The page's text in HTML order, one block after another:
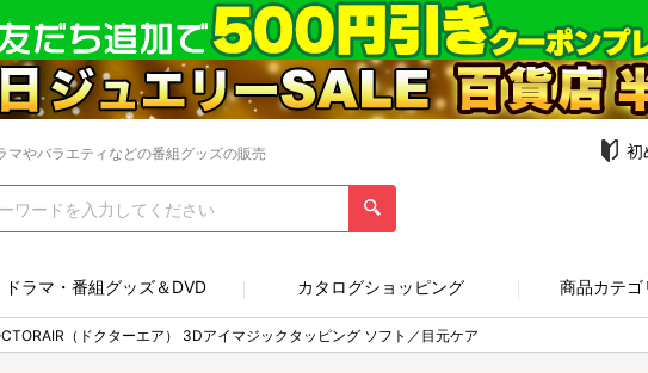
やバラエティなどの番組グッズの販売 初
ドラマ・番組グッズ＆DVD カタログショッピング 商品カテゴ
（ドクターエア） 3Dアイマジックタッピング ソフト／目元ケア